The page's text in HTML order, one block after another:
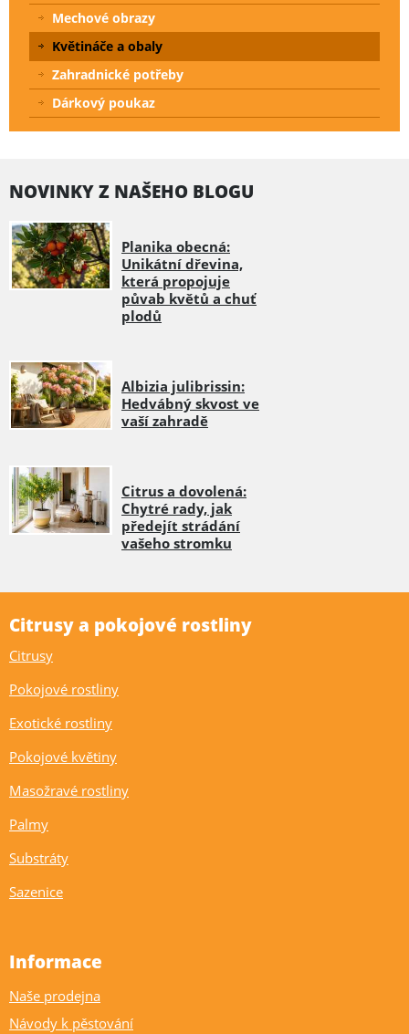
Mechové obrazy
Květináče a obaly
Zahradnické potřeby
Dárkový poukaz
NOVINKY Z NAŠEHO BLOGU
Planika obecná:
Unikátní dřevina,
která propojuje
půvab květů a chuť
plodů
Albizia julibrissin:
Hedvábný skvost ve
vaší zahradě
Citrus a dovolená:
Chytré rady, jak
předejít strádání
vašeho stromku
Citrusy a pokojové rostliny
Citrusy
Pokojové rostliny
Exotické rostliny
Pokojové květiny
Masožravé rostliny
Palmy
Substráty
Sazenice
Informace
Naše prodejna
Návody k pěstování